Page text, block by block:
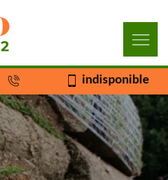
indisponible